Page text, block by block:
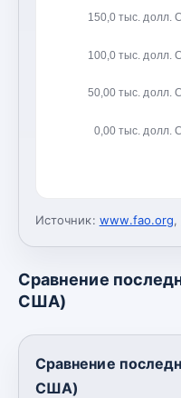
0,00 тыс. долл.
50,00 тыс. долл.
100,0 тыс. долл.
150,0 тыс. долл.
Источник: www.fao.org,
Сравнение
США)
Сравнение
США)